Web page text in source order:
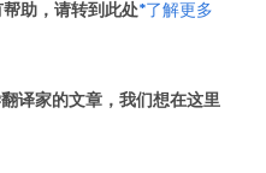
助，请转到此处*了解更多
译家的文章，我们想在这里